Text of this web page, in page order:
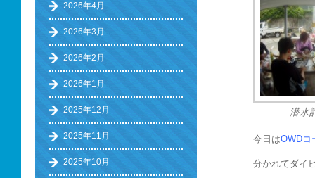
潜水
今日はOWDコ
分かれてダイ
2026年4月
2026年3月
2026年2月
2026年1月
2025年12月
2025年11月
2025年10月